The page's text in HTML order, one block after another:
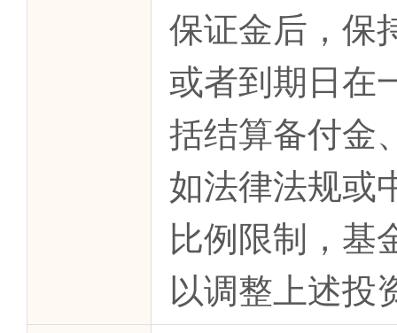
保证金后，保
或者到期日在
括结算备付金
如法律法规或
比例限制，基
以调整上述投